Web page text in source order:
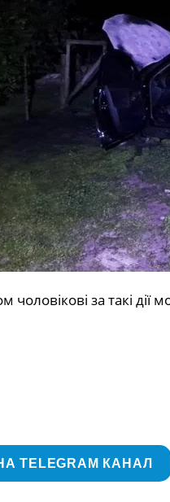
за такі
TELEGRAM КАНАЛ